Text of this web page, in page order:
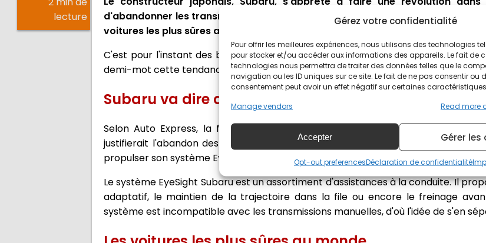
Gérez votre confidentialité
Pour offrir les meilleures expériences, nous utilisons des technologies
pour stocker et/ou accéder aux informations des appareils. Le fait de
technologies nous permettra de traiter des données telles que le
navigation ou les ID uniques sur ce site. Le fait de ne pas consentir ou
consentement peut avoir un effet négatif sur certaines
Manage vendors
Read more
Accepter Gérer les
Opt-out preferencesDéclaration de confidentialité
lecture
d'abandonner les transmissions manuelles pour se concentrer sur la
voitures les plus sûres au monde.
C'est pour l'instant des bruits de couloir, mais le Directeur Général de Subaru
demi-mot cette tendance.
Subaru va dire au-revoir à la transmission manuelle
Selon Auto Express, la firme nippone veut se concentrer sur la sécurité de
justifierait l'abandon des boites manuelles non compatibles avec les
propulser son système EyeSight sur ses prochains modèles.
Le système EyeSight Subaru est un assortiment d'assistances à la conduite. Il
adaptatif, le maintien de la trajectoire dans la file ou encore le freinage
système est incompatible avec les transmissions manuelles, d'où l'idée de s'en